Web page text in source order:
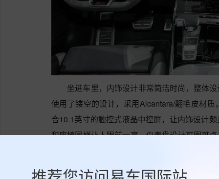
坐进车里，内饰设计非常简洁时尚，整体
使用了镂空的设计，采用Alcantara/翻毛皮材
合10.1英寸的触控式液晶中控屏，让内饰设计
和座椅同样让人眼前一亮，仪表盘设计可圈可
能，整体的舒适性和包裹性都还不错。